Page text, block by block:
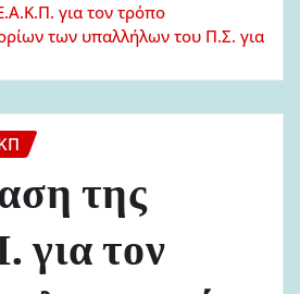
για τον τρόπο
των υπαλλήλων του Π.Σ. για
της
τον